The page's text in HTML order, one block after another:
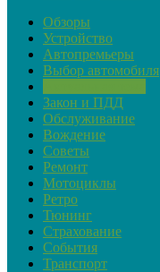
Обзоры
Устройство
Автопремьеры
Выбор автомобиля
Закон и ПДД
Обслуживание
Вождение
Советы
Ремонт
Мотоциклы
Ретро
Тюнинг
Страхование
События
Транспорт